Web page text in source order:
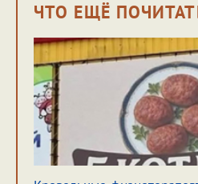
ЧТО ЕЩЁ